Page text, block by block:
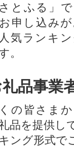
さとふる」
申し込み
人気ランキ
。
品事業
の皆さま
品を提供し
ング形式で